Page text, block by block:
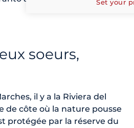
soeurs,
il y a la Riviera del
de côte où la nature pousse
protégée par la réserve du
Set your